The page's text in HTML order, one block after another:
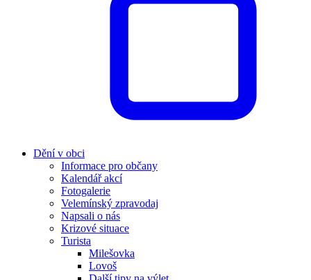
Dění v obci
Informace pro občany
Kalendář akcí
Fotogalerie
Velemínský zpravodaj
Napsali o nás
Krizové situace
Turista
Milešovka
Lovoš